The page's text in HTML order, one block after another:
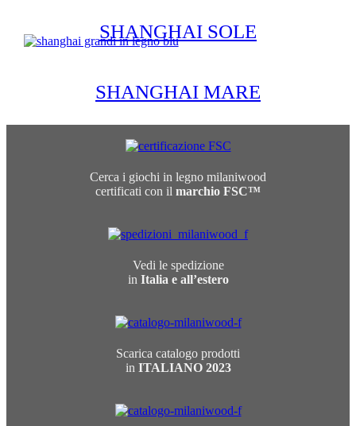
Cerca i giochi in legno milaniwood
certificati con il marchio FSC™
Vedi le spedizione
in Italia e all’estero
Scarica catalogo prodotti
in ITALIANO 2023